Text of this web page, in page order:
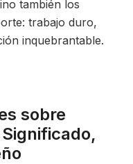
también los
trabajo duro,
inquebrantable.
sobre